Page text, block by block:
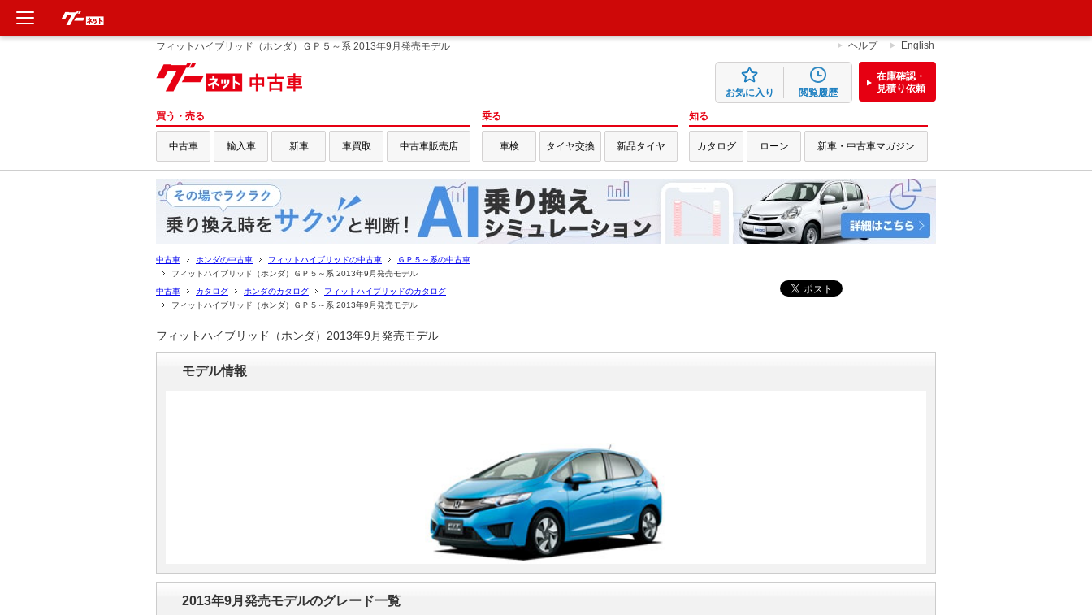
フィットハイブリッド（ホンダ）ＧＰ５～系 2013年9月発売モデル English
ヘルプ
在庫確認・
見積り依頼
お気に入り 閲覧履歴
買う・売る
中古車 輸入車 新車 車買取 中古車販売店
乗る
車検 タイヤ交換 新品タイヤ
知る
カタログ ローン 新車・中古車マガジン
中古車 ホンダの中古車 フィットハイブリッドの中古車
ＧＰ５～系の中古車
フィットハイブリッド（ホンダ）ＧＰ５～系 2013年9月発売モデル
中古車
カタログ ホンダのカタログ
フィットハイブリッドのカタログ
フィットハイブリッド（ホンダ）ＧＰ５～系 2013年9月発売モデル
フィットハイブリッド（ホンダ）2013年9月発売モデル
モデル情報
2013年9月発売モデルのグレード一覧